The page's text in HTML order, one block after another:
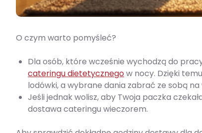
O czym warto pomyśleć?
Dla osób, które wcześnie wychodzą do
cateringu dietetycznegow nocy. Dzięki
lodówki, a wybrane dania zabrać ze sobą na
Jeśli jednak wolisz, aby Twoja paczka
dostawa cateringu wieczorem.